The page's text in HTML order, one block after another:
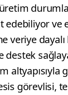
üretim
edebiliyor ve
veriye
destek
altyapısıyla
görevlisi,